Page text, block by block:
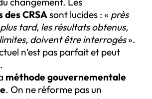
des CRSAsont lucides : « près
tard, les résultats obtenus,
doivent être interrogés».
n’est pas parfait et peut
méthode gouvernementale
. On ne réforme pas un